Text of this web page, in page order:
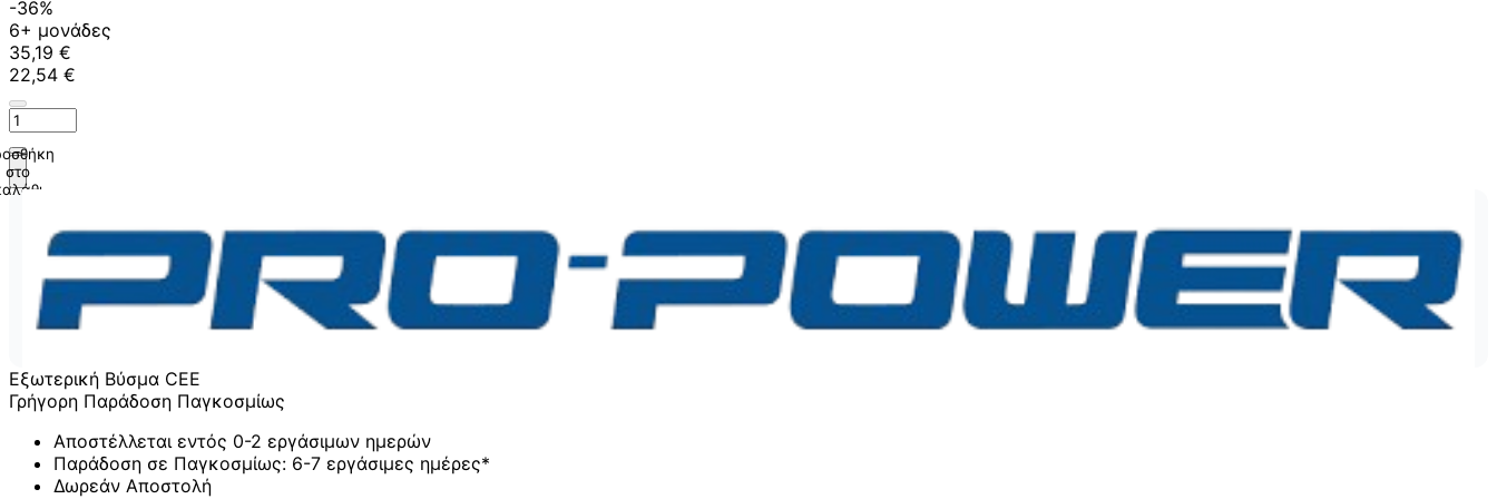
-36%
6+ μονάδες
35,19 €
22,54 €
στο
Εξωτερική Βύσμα CEE
Γρήγορη Παράδοση Παγκοσμίως
Αποστέλλεται εντός 0-2 εργάσιμων ημερών
Παράδοση σε Παγκοσμίως: 6-7 εργάσιμες ημέρες*
Δωρεάν Αποστολή